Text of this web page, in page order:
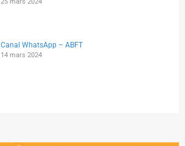
25 mars 2024
Canal WhatsApp – ABFT
14 mars 2024